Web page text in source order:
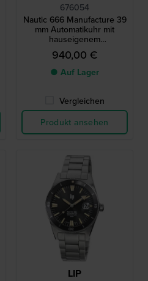
676054
Nautic 666 Manufacture 39
mm Automatikuhr mit
hauseigenem
Spezialuhrwerk R26
940,00 €
● Auf Lager
Vergleichen
Produkt ansehen
LIP